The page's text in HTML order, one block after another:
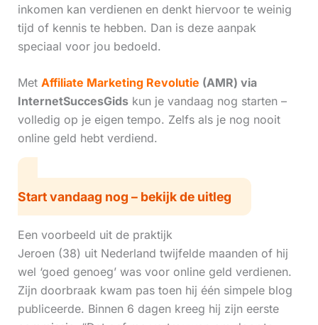
inkomen kan verdienen en denkt hiervoor te weinig
tijd of kennis te hebben. Dan is deze aanpak
speciaal voor jou bedoeld.
Met Affiliate Marketing Revolutie (AMR) via
InternetSuccesGidskun je vandaag nog starten –
volledig op je eigen tempo. Zelfs als je nog nooit
online geld hebt verdiend.
Start vandaag nog – bekijk de uitleg
Een voorbeeld uit de praktijk
Jeroen (38) uit Nederland twijfelde maanden of hij
wel ‘goed genoeg’ was voor online geld verdienen.
Zijn doorbraak kwam pas toen hij één simpele blog
publiceerde. Binnen 6 dagen kreeg hij zijn eerste